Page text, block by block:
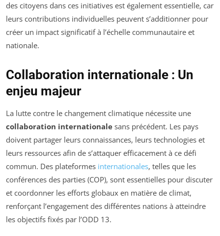
des citoyens dans ces initiatives est également essentielle, car
leurs contributions individuelles peuvent s’additionner pour
créer un impact significatif à l’échelle communautaire et
nationale.
Collaboration internationale : Un
enjeu majeur
La lutte contre le changement climatique nécessite une
collaboration internationale sans précédent. Les pays
doivent partager leurs connaissances, leurs technologies et
leurs ressources afin de s’attaquer efficacement à ce défi
commun. Des plateformes internationales, telles que les
conférences des parties (COP), sont essentielles pour discuter
et coordonner les efforts globaux en matière de climat,
renforçant l’engagement des différentes nations à atteindre
les objectifs fixés par l’ODD 13.